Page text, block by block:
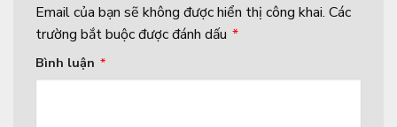
Email của bạn sẽ không được hiển thị công khai. Các
trường bắt buộc được đánh dấu *
Bình luận *